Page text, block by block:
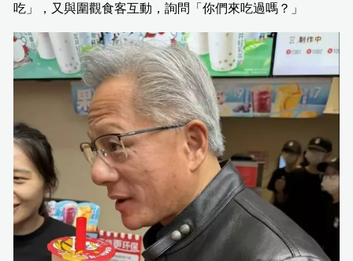
吃」，又與圍觀食客互動，詢問「你們來吃過嗎？」